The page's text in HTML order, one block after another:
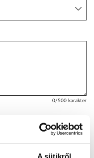
A sütikről
0/500 karakter
Telefonon